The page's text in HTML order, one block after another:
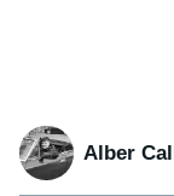
Alber